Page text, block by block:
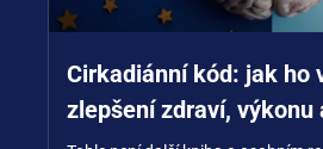
Cirkadiánní kód: jak ho
zlepšení zdraví, výkonu